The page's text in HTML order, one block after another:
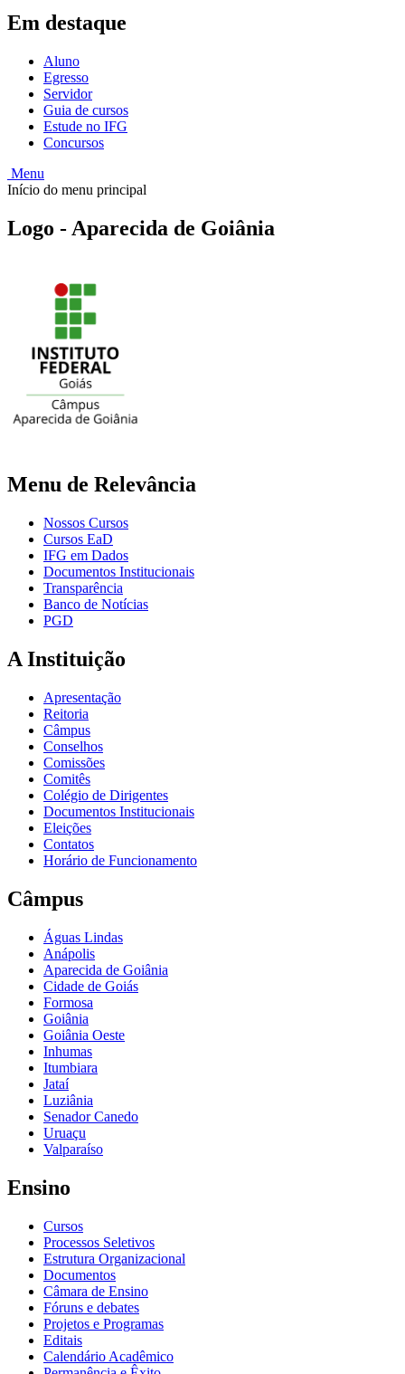
Em destaque
Aluno
Egresso
Servidor
Guia de cursos
Estude no IFG
Concursos
Menu
Início do menu principal
Logo - Aparecida de Goiânia
Menu de Relevância
Nossos Cursos
Cursos EaD
IFG em Dados
Documentos Institucionais
Transparência
Banco de Notícias
PGD
A Instituição
Apresentação
Reitoria
Câmpus
Conselhos
Comissões
Comitês
Colégio de Dirigentes
Documentos Institucionais
Eleições
Contatos
Horário de Funcionamento
Câmpus
Águas Lindas
Anápolis
Aparecida de Goiânia
Cidade de Goiás
Formosa
Goiânia
Goiânia Oeste
Inhumas
Itumbiara
Jataí
Luziânia
Senador Canedo
Uruaçu
Valparaíso
Ensino
Cursos
Processos Seletivos
Estrutura Organizacional
Documentos
Câmara de Ensino
Fóruns e debates
Projetos e Programas
Editais
Calendário Acadêmico